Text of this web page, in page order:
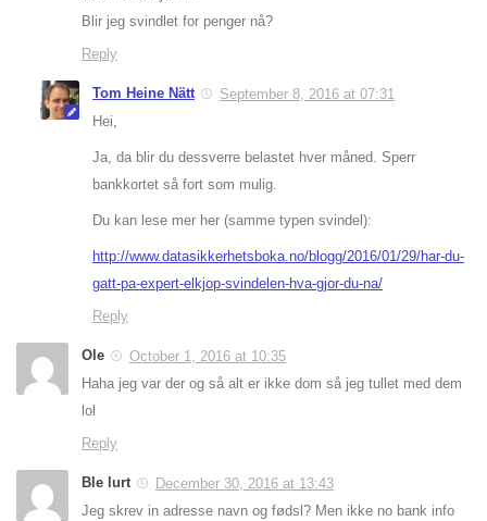
Blir jeg svindlet for penger nå?
Reply
Tom Heine Nätt
September 8, 2016 at 07:31
Hei,
Ja, da blir du dessverre belastet hver måned. Sperr
bankkortet så fort som mulig.
Du kan lese mer her (samme typen svindel):
http://www.datasikkerhetsboka.no/blogg/2016/01/29/har-du-
gatt-pa-expert-elkjop-svindelen-hva-gjor-du-na/
Reply
Ole
October 1, 2016 at 10:35
Haha jeg var der og så alt er ikke dom så jeg tullet med dem
lol
Reply
Ble lurt
December 30, 2016 at 13:43
Jeg skrev in adresse navn og fødsl? Men ikke no bank info